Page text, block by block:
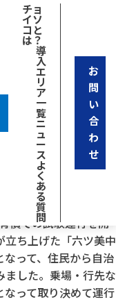
チョ
イソ
コと
は？
導
入
エ
リ
ア
一
覧
ニ
ュ
ー
ス
よ
く
あ
る
質
問
お
問
い
合
わ
せ
償での試験運行を開
ち上げた「六ツ美中
って、住民から自治
した。乗場・行先な
って取り決めて運行